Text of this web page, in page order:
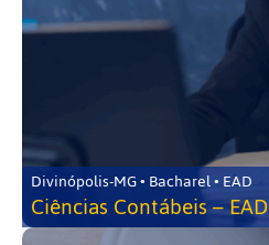
Divinópolis-MG • Bacharel • EAD
Ciências Contábeis – EAD